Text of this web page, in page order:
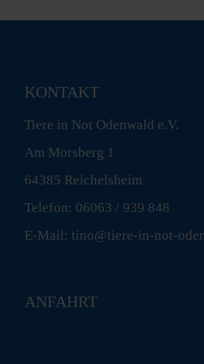
KONTAKT
Tiere in Not Odenwald e.V.
Am Morsberg 1
64385 Reichelsheim
Telefon: 06063 / 939 848
E-Mail: tino@tiere-in-not-
ANFAHRT